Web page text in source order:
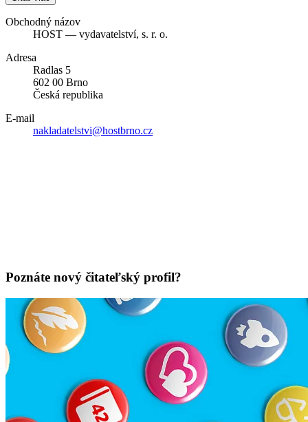
Obchodný názov
HOST — vydavatelství, s. r. o.
Adresa
Radlas 5
602 00 Brno
Česká republika
E-mail
nakladatelstvi@hostbrno.cz
Poznáte nový čitateľský profil?